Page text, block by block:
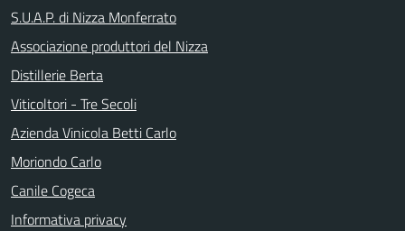
S.U.A.P. di Nizza Monferrato
Associazione produttori del Nizza
Distillerie Berta
Viticoltori - Tre Secoli
Azienda Vinicola Betti Carlo
Moriondo Carlo
Canile Cogeca
Informativa privacy